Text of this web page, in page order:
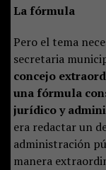
La fórmula
Pero el tema
secretaria
concejo
una fórmula
jurídico y
era redactar un
administración
manera